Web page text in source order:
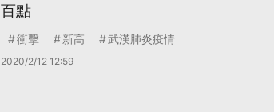
百點
衝擊 新高 武漢肺炎疫情
2020/2/12 12:59